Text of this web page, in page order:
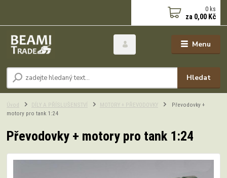
Menu
Hledat
0 ks
za 0,00 Kč
Úvod DÍLY A PŘÍSLUŠENSTVÍ MOTORY + PŘEVODOVKY
Převodovky +
motory pro tank 1:24
Převodovky + motory pro tank 1:24